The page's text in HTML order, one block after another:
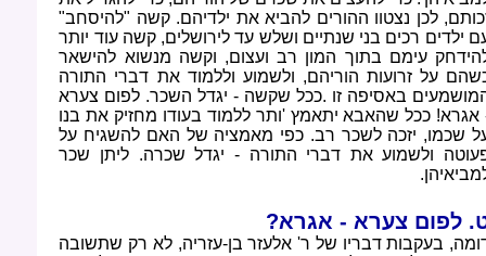
לכן נצטוו ההורים להביא את ילדיהם. קשה "להיסחב"
ילדים רכים בני שנתיים ושלש עד לירושלים, קשה עוד יותר
עימם בתוך המון רב ועצום, וקשה מנשוא להישאר
על זרועות הוריהם, ולשמוע וללמוד את דברי התורה
באסיפה זו .ככל שקשה - יגדל השכר. לפום צערא
אגרא! ככל שהאבא יתאמץ 'ותר ללמוד בעודו מחזיק את בנו
שכמו, יזכה לשכר רב. כפי מאמציה של האם להשגיח על
ולשמוע את דברי התורה - יגדל שכרה. ליתן שכר
.
לפום צערא - אגרא?
בעקבות דבריו של ר' אלעזר בן-עזריה, לא רק שתשובה